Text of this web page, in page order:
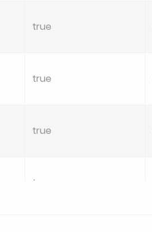
true
true
true
true